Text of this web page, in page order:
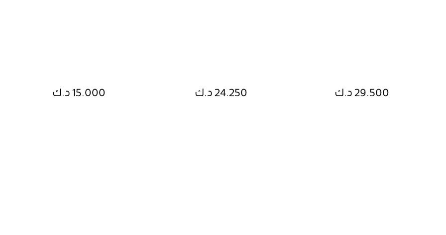
29.500 د.ك 24.250 د.ك 15.000 د.ك